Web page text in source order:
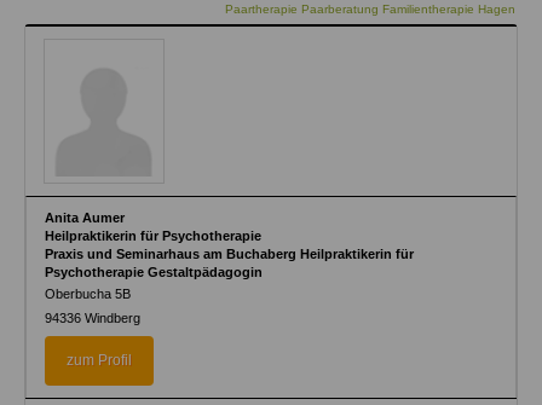
Paartherapie Paarberatung Familientherapie Hagen
Anita Aumer
Heilpraktikerin für Psychotherapie
Praxis und Seminarhaus am Buchaberg Heilpraktikerin für
Psychotherapie Gestaltpädagogin
Oberbucha 5B
94336 Windberg
zum Profil